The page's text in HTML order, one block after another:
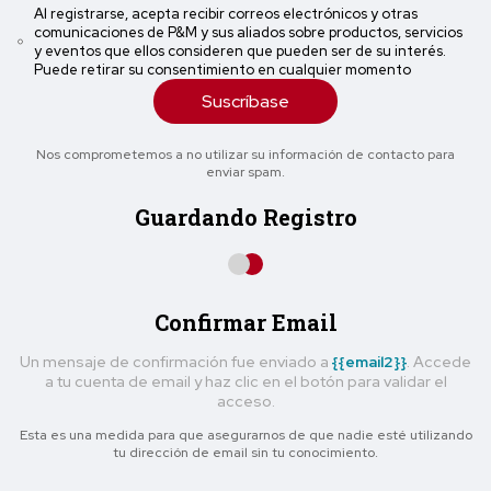
Al registrarse, acepta recibir correos electrónicos y otras
comunicaciones de P&M y sus aliados sobre productos, servicios
y eventos que ellos consideren que pueden ser de su interés.
Puede retirar su consentimiento en cualquier momento
Suscríbase
Nos comprometemos a no utilizar su información de contacto para
enviar spam.
Guardando Registro
Confirmar Email
Un mensaje de confirmación fue enviado a {{email2}} . Accede
a tu cuenta de email y haz clic en el botón para validar el
acceso.
Esta es una medida para que asegurarnos de que nadie esté utilizando
tu dirección de email sin tu conocimiento.